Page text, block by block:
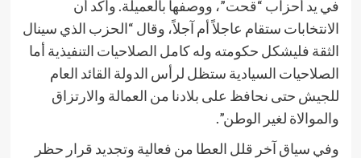
في يد أحزاب “قحت”، ووصفها بالعميلة. وأكد أن
الانتخابات ستقام عاجلاً أم آجلاً، وقال “الحزب الذي سينال
الثقة فليشكل حكومته وله كامل الصلاحيات التنفيذية أما
الصلاحيات السيادية ستظل لرأس الدولة القائد العام
للجيش حتى نحافظ على بلادنا من العمالة والارتزاق
والموالاة لغير الوطن”.
وفي سياق آخر قلل العطا من فعالية وتجديد قرار حظر